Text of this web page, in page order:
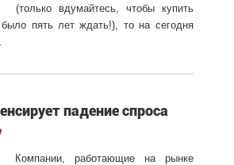
(только вдумайтесь, чтобы купить
пять лет ждать!), то на сегодня
падение спроса
Компании, работающие на рынке